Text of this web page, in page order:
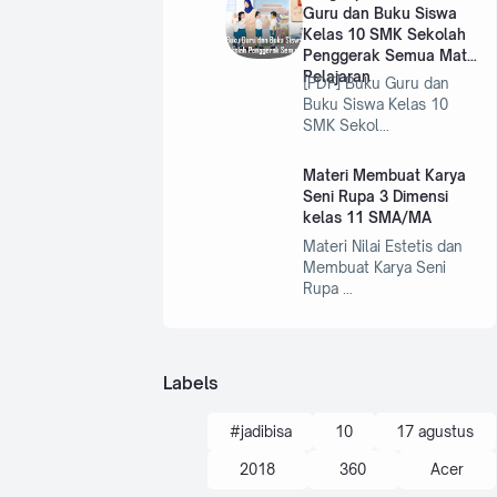
Guru dan Buku Siswa
Kelas 10 SMK Sekolah
Penggerak Semua Mata
Pelajaran
[PDF] Buku Guru dan
Buku Siswa Kelas 10
SMK Sekol…
Materi Membuat Karya
Seni Rupa 3 Dimensi
kelas 11 SMA/MA
Materi Nilai Estetis dan
Membuat Karya Seni
Rupa …
Labels
#jadibisa 10 17 agustus
2018 360 Acer